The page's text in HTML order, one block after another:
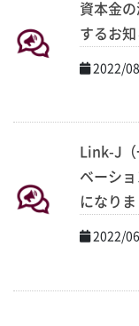
資本金
するお知
2022/
Link-J（
ベーシ
になりま
2022/